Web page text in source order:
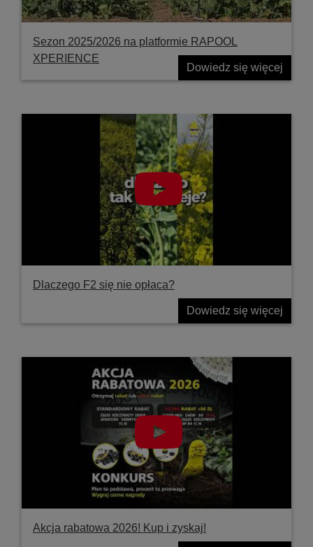
Sezon 2025/2026 na platformie RAPOOL
XPERIENCE
Dowiedz się więcej
Dlaczego F2 się nie opłaca?
Dowiedz się więcej
Akcja rabatowa 2026! Kup i zyskaj!